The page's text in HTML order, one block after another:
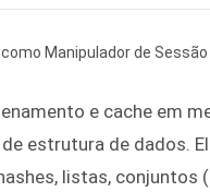
e cache em
estrutura de dados.
listas,